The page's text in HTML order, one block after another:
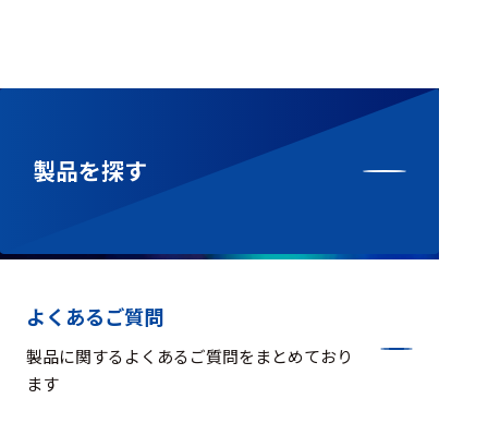
製品を探す
よくあるご質問
製品に関するよくあるご質問をまとめており
ます